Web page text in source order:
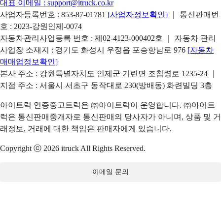
대표 이메일 : support@itruck.co.kr
사업자등록번호 : 853-87-01781 [사업자정보확인]
｜ 통신판매번
호 : 2023-강원인제-0074
자동차관리사업등록 번호 : 제02-4123-000402호 ｜ 자동차 관리
사업장 소재지 : 경기도 화성시 우정읍 포승항남로 976 [자동차
매매업정보확인]
본사 주소 : 강원특별자치도 인제군 기린면 조침령로 1235-24 ｜
지점 주소 : 서울시 서초구 동작대로 230(방배동) 화련빌딩 3층
아이트럭 인증중고트럭은 ㈜아이트럭이 운영합니다. ㈜아이트
럭은 통신판매중개자로 통신판매의 당사자가 아니며, 상품 및 거
래정보, 거래에 대한 책임은 판매자에게 있습니다.
Copyright ⓒ 2026 itruck All Rights Reserved.
이메일 문의